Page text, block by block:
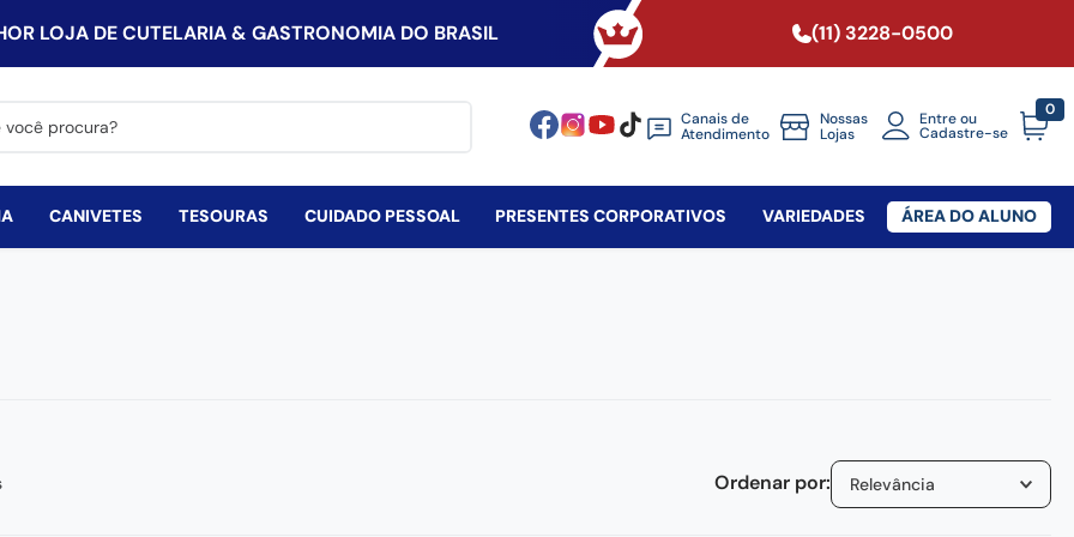
LOJA DE CUTELARIA & GASTRONOMIA DO BRASIL (11) 3228-0500
Canais de
Atendimento
Nossas
Lojas
Entre ou
Cadastre-se
0
CANIVETES TESOURAS CUIDADO PESSOAL PRESENTES CORPORATIVOS VARIEDADES ÁREA DO ALUNO
Relevância